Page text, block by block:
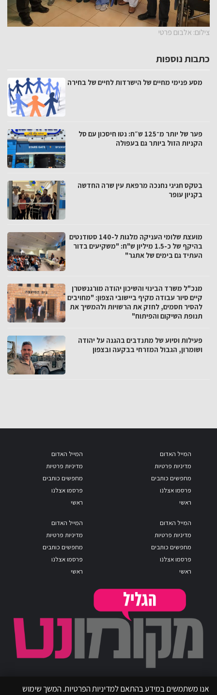
צילום: אלבום פרטי
כתבות נוספות
מסע פנימי מחיים של הישרדות לחיים של בחירה
פער של יותר מ־125 ש״ח: נטו חיסכון עם סל
הקניות הזול ביותר גם בעפולה
בטקס חגיגי נחנכה מרפאת עין שרה החדשה
בקניון עופר
מועצת שלומי העניקה מלגות ל-140 סטודנטים
בהיקף של כ-1.5 מיליון ש"ח: "משקיעים בדור
העתיד גם בימים של אתגר"
מנכ"ל משרד הבינוי והשיכון יהודה מורגנשטרן
קיים סיור עבודה מקיף ביישובי הצפון: "מחויבים
להסיר חסמים, לחזק את הרשויות ולהמשיך את
תנופת השיקום והפיתוח"
פעילות וסיוע של מתנדבים בהגנה על יהודה
ושומרון, הגבול המזרחי בבקעה ובצפון
המייל האדום
מדיניות פרטיות
מחפשים כותבים
פרסמו אצלנו
ראשי
המייל האדום
מדיניות פרטיות
מחפשים כותבים
פרסמו אצלנו
ראשי
המייל האדום
מדיניות פרטיות
מחפשים כותבים
פרסמו אצלנו
ראשי
המייל האדום
מדיניות פרטיות
מחפשים כותבים
פרסמו אצלנו
ראשי
אנו משתמשים במידע בהתאם למדיניות הפרטיות. המשך שימוש